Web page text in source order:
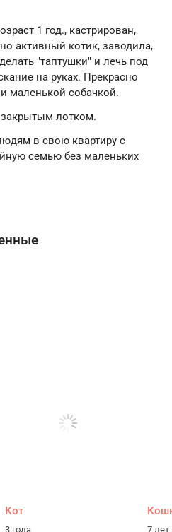
1 год., кастрирован,
активный котик, заводила,
"таптушки" и лечь под
на руках. Прекрасно
маленькой собачкой.
закрытым лотком.
в свою квартиру с
семью без маленьких
Кот
3 года 7 лет